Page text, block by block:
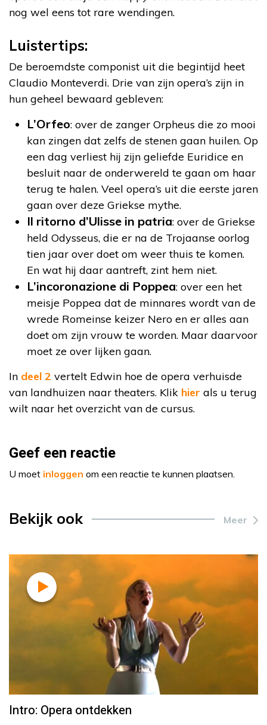
nog wel eens tot rare wendingen.
Luistertips:
De beroemdste componist uit die begintijd heet
Claudio Monteverdi. Drie van zijn opera’s zijn in
hun geheel bewaard gebleven:
L’Orfeo: over de zanger Orpheus die zo mooi
kan zingen dat zelfs de stenen gaan huilen. Op
een dag verliest hij zijn geliefde Euridice en
besluit naar de onderwereld te gaan om haar
terug te halen. Veel opera’s uit die eerste jaren
gaan over deze Griekse mythe.
Il ritorno d’Ulisse in patria: over de Griekse
held Odysseus, die er na de Trojaanse oorlog
tien jaar over doet om weer thuis te komen.
En wat hij daar aantreft, zint hem niet.
L’incoronazione di Poppea: over een het
meisje Poppea dat de minnares wordt van de
wrede Romeinse keizer Nero en er alles aan
doet om zijn vrouw te worden. Maar daarvoor
moet ze over lijken gaan.
In deel 2 vertelt Edwin hoe de opera verhuisde
van landhuizen naar theaters. Klik hier als u terug
wilt naar het overzicht van de cursus.
Geef een reactie
U moet inloggen om een reactie te kunnen plaatsen.
Bekijk ook Meer
Intro: Opera ontdekken